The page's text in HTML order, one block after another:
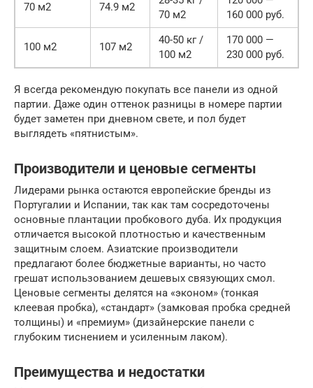
70 м2 74.9 м2
70 м2
160 000 руб.
100 м2 107 м2
40-50 кг /
100 м2
170 000 —
230 000 руб.
Я всегда рекомендую покупать все панели из одной
партии. Даже один оттенок разницы в номере партии
будет заметен при дневном свете, и пол будет
выглядеть «пятнистым».
Производители и ценовые сегменты
Лидерами рынка остаются европейские бренды из
Португалии и Испании, так как там сосредоточены
основные плантации пробкового дуба. Их продукция
отличается высокой плотностью и качественным
защитным слоем. Азиатские производители
предлагают более бюджетные варианты, но часто
грешат использованием дешевых связующих смол.
Ценовые сегменты делятся на «эконом» (тонкая
клеевая пробка), «стандарт» (замковая пробка средней
толщины) и «премиум» (дизайнерские панели с
глубоким тиснением и усиленным лаком).
Преимущества и недостатки